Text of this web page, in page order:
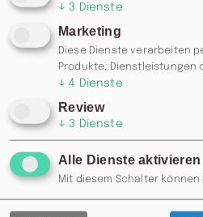
↓ 3 Dienste
Marketing
Diese Dienste verarbeiten
Produkte, Dienstleistungen
↓ 4 Dienste
Review
↓ 3 Dienste
Alle Dienste
Mit diesem Schalter